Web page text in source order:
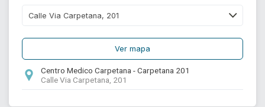
Ver mapa
Centro Medico Carpetana - Carpetana 201
Calle Via Carpetana, 201